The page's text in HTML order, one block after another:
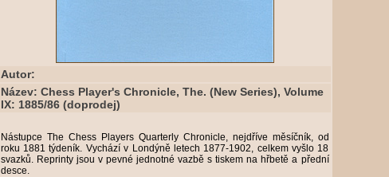
Autor:
Název: Chess Player's Chronicle, The. (New Series), Volume
IX: 1885/86 (doprodej)
Nástupce The Chess Players Quarterly Chronicle, nejdříve měsíčník, od
roku 1881 týdeník. Vychází v Londýně letech 1877-1902, celkem vyšlo 18
svazků. Reprinty jsou v pevné jednotné vazbě s tiskem na hřbetě a přední
desce.